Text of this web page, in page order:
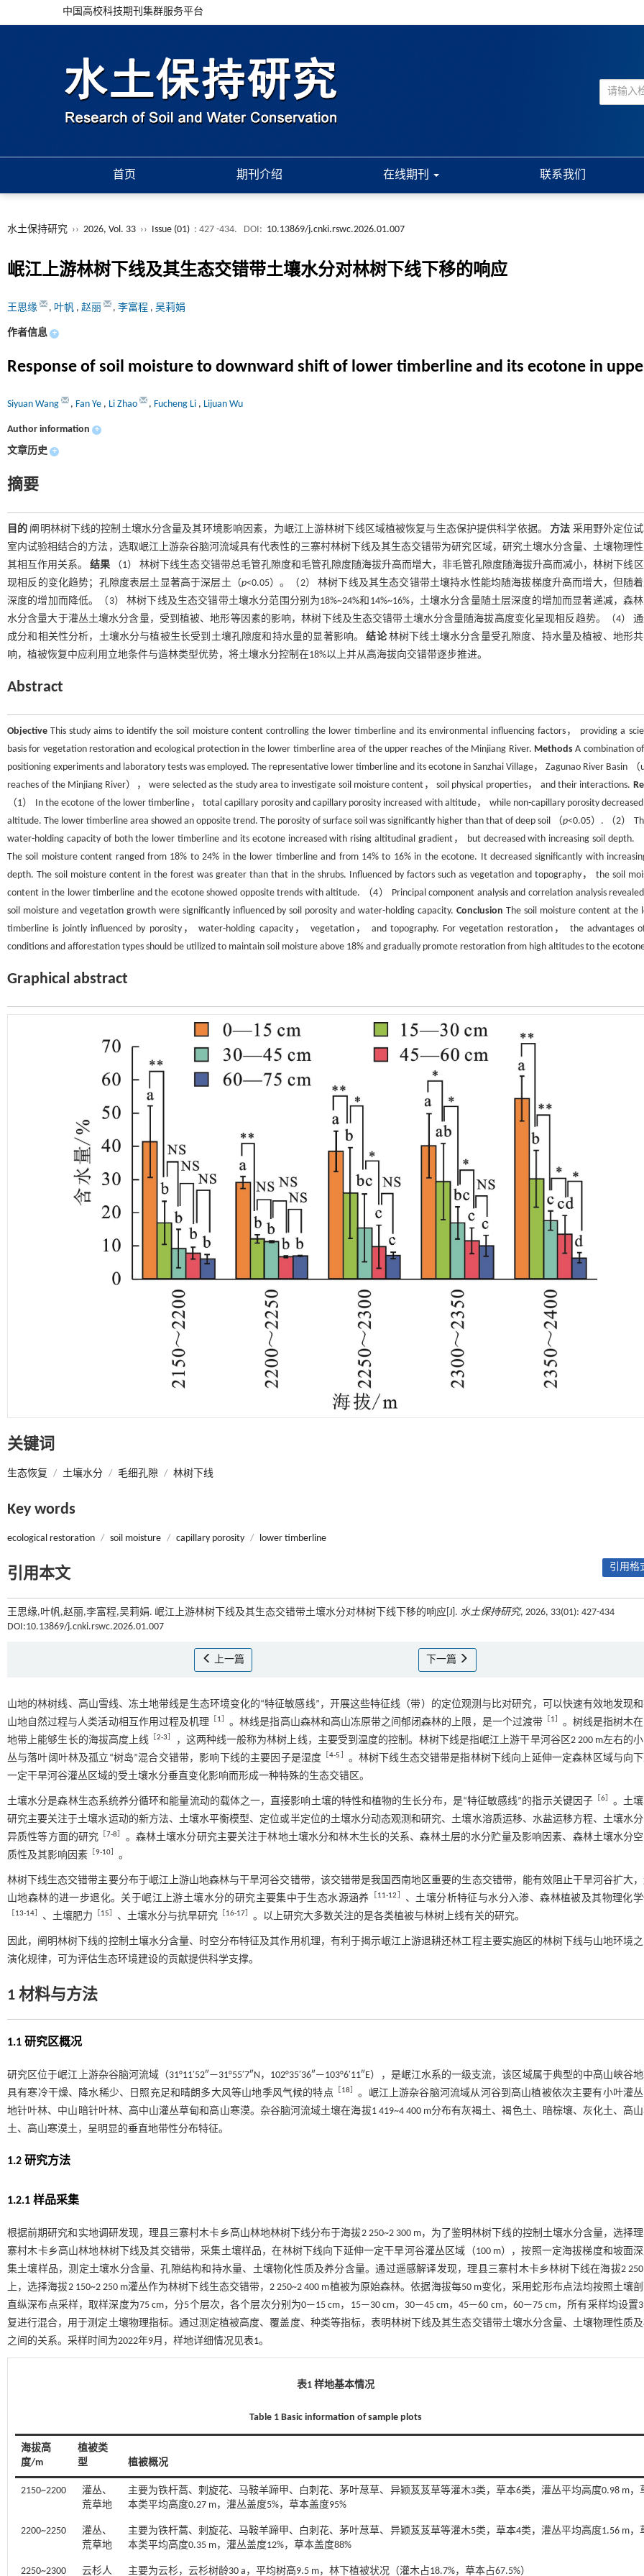
中国高校科技期刊集群服务平台
首页 期刊介绍 在线期刊 联系我们
水土保持研究 ›› 2026, Vol. 33 ›› Issue (01) : 427 -434. DOI: 10.13869/j.cnki.rswc.2026.01.007
岷江上游林树下线及其生态交错带土壤水分对林树下线下移的响应
王思缘 , 叶帆 , 赵丽 , 李富程 , 吴莉娟
作者信息 +
Response of soil moisture to downward shift of lower timberline and its ecotone in
Siyuan Wang , Fan Ye , Li Zhao , Fucheng Li , Lijuan Wu
Author information +
文章历史 +
摘要
目的 阐明林树下线的控制土壤水分含量及其环境影响因素，为岷江上游林树下线区域植被恢复与生态保护提供科学依据。方法 采用野外定位
室内试验相结合的方法，选取岷江上游杂谷脑河流域具有代表性的三寨村林树下线及其生态交错带为研究区域，研究土壤水分含量、土壤物理
其相互作用关系。结果 （1） 林树下线生态交错带总毛管孔隙度和毛管孔隙度随海拔升高而增大，非毛管孔隙度随海拔升高而减小，林树下线
现相反的变化趋势；孔隙度表层土显著高于深层土（p<0.05）。（2） 林树下线及其生态交错带土壤持水性能均随海拔梯度升高而增大，但随
深度的增加而降低。（3） 林树下线及生态交错带土壤水分范围分别为18%~24%和14%~16%，土壤水分含量随土层深度的增加而显著递减，森
水分含量大于灌丛土壤水分含量，受到植被、地形等因素的影响，林树下线及生态交错带土壤水分含量随海拔高度变化呈现相反趋势。（4）
成分和相关性分析，土壤水分与植被生长受到土壤孔隙度和持水量的显著影响。结论林树下线土壤水分含量受孔隙度、持水量及植被、地形
响，植被恢复中应利用立地条件与造林类型优势，将土壤水分控制在18%以上并从高海拔向交错带逐步推进。
Abstract
Objective This study aims to identify the soil moisture content controlling the lower timberline and its environmental influencing factors， providing a
basis for vegetation restoration and ecological protection in the lower timberline area of the upper reaches of the Minjiang River. Methods A combination
positioning experiments and laboratory tests was employed. The representative lower timberline and its ecotone in Sanzhai Village， Zagunao River Basin （
reaches of the Minjiang River）， were selected as the study area to investigate soil moisture content， soil physical properties， and their interactions.
（1） In the ecotone of the lower timberline， total capillary porosity and capillary porosity increased with altitude， while non-capillary porosity
altitude. The lower timberline area showed an opposite trend. The porosity of surface soil was significantly higher than that of deep soil （p<0.05）. （2）
water-holding capacity of both the lower timberline and its ecotone increased with rising altitudinal gradient， but decreased with increasing soil depth.
The soil moisture content ranged from 18% to 24% in the lower timberline and from 14% to 16% in the ecotone. It decreased significantly with
depth. The soil moisture content in the forest was greater than that in the shrubs. Influenced by factors such as vegetation and topography， the soil
content in the lower timberline and the ecotone showed opposite trends with altitude. （4） Principal component analysis and correlation analysis
soil moisture and vegetation growth were significantly influenced by soil porosity and water-holding capacity.Conclusion The soil moisture content at the
timberline is jointly influenced by porosity， water-holding capacity， vegetation， and topography. For vegetation restoration， the advantages
conditions and afforestation types should be utilized to maintain soil moisture above 18% and gradually promote restoration from high altitudes to the
Graphical abstract
关键词
生态恢复 / 土壤水分 / 毛细孔隙 / 林树下线
Key words
ecological restoration / soil moisture / capillary porosity / lower timberline
引用本文 引用格
王思缘,叶帆,赵丽,李富程,吴莉娟. 岷江上游林树下线及其生态交错带土壤水分对林树下线下移的响应[J]. 水土保持研究, 2026, 33(01): 427-434
DOI:10.13869/j.cnki.rswc.2026.01.007
上一篇 下一篇
山地的林树线、高山雪线、冻土地带线是生态环境变化的“特征敏感线”，开展这些特征线（带）的定位观测与比对研究，可以快速有效地发现
山地自然过程与人类活动相互作用过程及机理
1 。林线是指高山森林和高山冻原带之间郁闭森林的上限，是一个过渡带［ 1
。树线是指树木
地带上能够生长的海拔高度上线 ［2-3
，这两种线一般称为林树上线，主要受到温度的控制。林树下线是指岷江上游干旱河谷区2 200 m左右的
丛与落叶阔叶林及孤立“树岛”混合交错带，影响下线的主要因子是湿度
［4-5
。林树下线生态交错带是指林树下线向上延伸一定森林区域与向
一定干旱河谷灌丛区域的受土壤水分垂直变化影响而形成一种特殊的生态交错区。
土壤水分是森林生态系统养分循环和能量流动的载体之一，直接影响土壤的特性和植物的生长分布，是“特征敏感线”的指示关键因子 ［6
。土
研究主要关注于土壤水运动的新方法、土壤水平衡模型、定位或半定位的土壤水分动态观测和研究、土壤水溶质运移、水盐运移方程、土壤水分
异质性等方面的研究 ［7-8
。森林土壤水分研究主要关注于林地土壤水分和林木生长的关系、森林土层的水分贮量及影响因素、森林土壤水分
质性及其影响因素
9-10 。
林树下线生态交错带主要分布于岷江上游山地森林与干旱河谷交错带，该交错带是我国西南地区重要的生态交错带，能有效阻止干旱河谷扩大，
山地森林的进一步退化。关于岷江上游土壤水分的研究主要集中于生态水源涵养
11-12 、土壤分析特征与水分入渗、森林植被及其物理化
13-14 、土壤肥力 15 、土壤水分与抗旱研究 16-17 。以上研究大多数关注的是各类植被与林树上线有关的研究。
因此，阐明林树下线的控制土壤水分含量、时空分布特征及其作用机理，有利于揭示岷江上游退耕还林工程主要实施区的林树下线与山地环境
演化规律，可为评估生态环境建设的贡献提供科学支撑。
1 材料与方法
1.1 研究区概况
研究区位于岷江上游杂谷脑河流域（31°11′52″—31°55′7″N，102°35′36″—103°6′11″E），是岷江水系的一级支流，该区域属于典型的中高山峡谷地
具有寒冷干燥、降水稀少、日照充足和晴朗多大风等山地季风气候的特点
18
。岷江上游杂谷脑河流域从河谷到高山植被依次主要有小叶灌
地针叶林、中山暗针叶林、高中山灌丛草甸和高山寒漠。杂谷脑河流域土壤在海拔1 419~4 400 m分布有灰褐土、褐色土、暗棕壤、灰化土、高
土、高山寒漠土，呈明显的垂直地带性分布特征。
1.2 研究方法
1.2.1 样品采集
根据前期研究和实地调研发现，理县三寨村木卡乡高山林地林树下线分布于海拔2 250~2 300 m，为了鉴明林树下线的控制土壤水分含量，选择
寨村木卡乡高山林地林树下线及其交错带，采集土壤样品，在林树下线向下延伸一定干旱河谷灌丛区域（100 m），按照一定海拔梯度和坡面
集土壤样品，测定土壤水分含量、孔隙结构和持水量、土壤物化性质及养分含量。通过遥感解译发现，理县三寨村木卡乡林树下线在海拔2 250
上，选择海拔2 150~2 250 m灌丛作为林树下线生态交错带，2 250~2 400 m植被为原始森林。依据海拔每50 m变化，采用蛇形布点法均按照土壤
直纵深布点采样，取样深度为75 cm，分5个层次，各个层次分别为0—15 cm，15—30 cm，30—45 cm，45—60 cm，60—75 cm，所有采样均设置
复进行混合，用于测定土壤物理指标。通过测定植被高度、覆盖度、种类等指标，表明林树下线及其生态交错带土壤水分含量、土壤物理性质
之间的关系。采样时间为2022年9月，样地详细情况见表1。
表1 样地基本情况
Table 1 Basic information of sample plots
海拔高
度/m
植被类
型
植被概况
2150~2200
灌丛、
荒草地
主要为铁杆蒿、刺旋花、马鞍羊蹄甲、白刺花、茅叶荩草、异颖芨芨草等灌木3类，草本6类，灌丛平均高度0.98 m，
本类平均高度0.27 m，灌丛盖度5%，草本盖度95%
2200~2250
灌丛、
荒草地
主要为铁杆蒿、刺旋花、马鞍羊蹄甲、白刺花、茅叶荩草、异颖芨芨草等灌木5类，草本4类，灌丛平均高度1.56 m，
本类平均高度0.35 m，灌丛盖度12%，草本盖度88%
2250~2300 云杉人 主要为云杉，云杉树龄30 a，平均树高9.5 m，林下植被状况（灌木占18.7%，草本占67.5%）